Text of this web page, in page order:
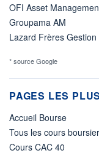
OFI Asset
Groupama AM
Lazard Frères Gestion
* source Google
PAGES LES
Accueil Bourse
Tous les cours
Cours CAC 40